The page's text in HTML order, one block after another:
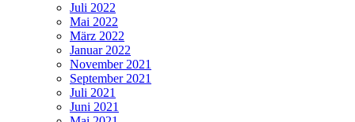
Juli 2022
Mai 2022
März 2022
Januar 2022
November 2021
September 2021
Juli 2021
Juni 2021